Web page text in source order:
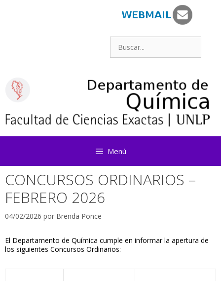
Buscar:
Menú
CONCURSOS ORDINARIOS –
FEBRERO 2026
04/02/2026 por Brenda Ponce
El Departamento de Química cumple en informar la apertura de
los siguientes Concursos Ordinarios: